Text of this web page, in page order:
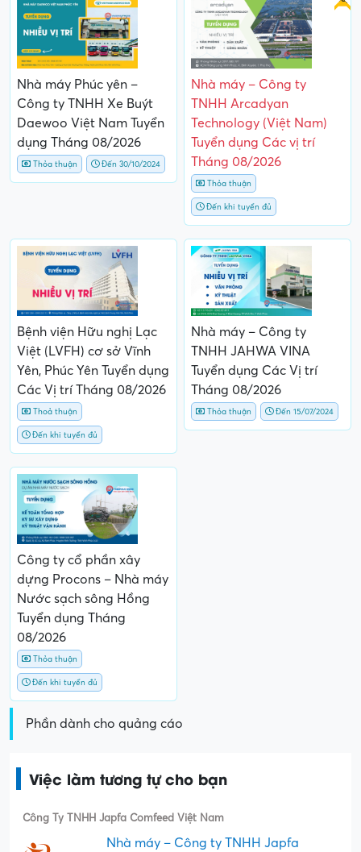
Nhà máy Phúc yên –
Công ty TNHH Xe Buýt
Daewoo Việt Nam Tuyển
dụng Tháng 08/2026
Thỏa thuận Đến 30/10/2024
Nhà máy – Công ty
TNHH Arcadyan
Technology (Việt Nam)
Tuyển dụng Các vị trí
Tháng 08/2026
Thỏa thuận
Đến khi tuyển đủ
Bệnh viện Hữu nghị Lạc
Việt (LVFH) cơ sở Vĩnh
Yên, Phúc Yên Tuyển dụng
Các Vị trí Tháng 08/2026
Thoả thuận
Đến khi tuyển đủ
Nhà máy – Công ty
TNHH JAHWA VINA
Tuyển dụng Các Vị trí
Tháng 08/2026
Thỏa thuận Đến 15/07/2024
Công ty cổ phần xây
dựng Procons – Nhà máy
Nước sạch sông Hồng
Tuyển dụng Tháng
08/2026
Thỏa thuận
Đến khi tuyển đủ
Phần dành cho quảng cáo
Việc làm tương tự cho bạn
Công Ty TNHH Japfa Comfeed Việt Nam
Nhà máy – Công ty TNHH Japfa